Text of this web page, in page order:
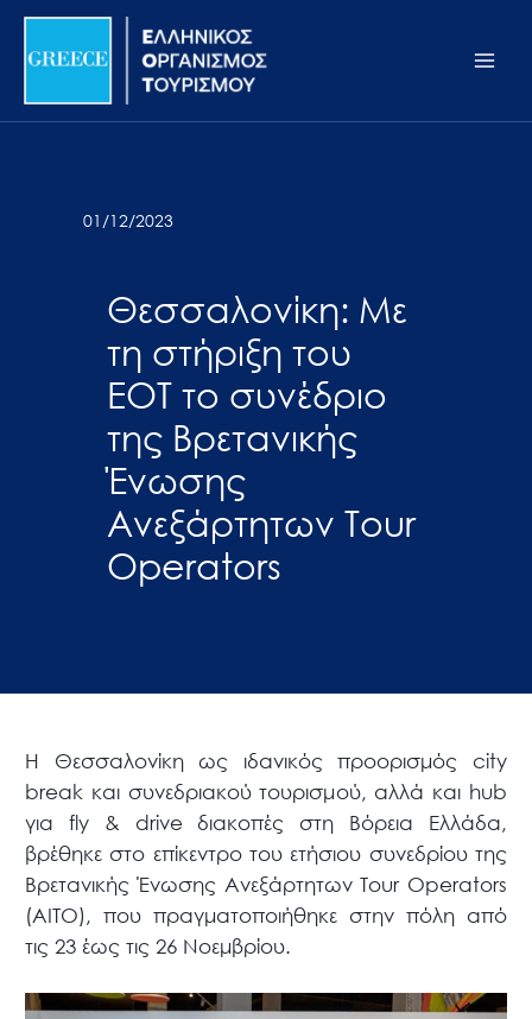
Σημείωση:
ιστότοπος
προσβασιμότητας.
Μετάβαση
περιεχόμενο
01/12/2023
Θεσσαλονίκη: Με
τη στήριξη του
ΕΟΤ το συνέδριο
της Βρετανικής
Ένωσης
Ανεξάρτητων Tour
Operators
H Θεσσαλονίκη ως ιδανικός προορισμός city
break και συνεδριακού τουρισμού, αλλά και hub
για fly & drive διακοπές στη Βόρεια Ελλάδα,
βρέθηκε στο επίκεντρο του ετήσιου συνεδρίου της
Βρετανικής Ένωσης Ανεξάρτητων Tour Operators
(ΑΙΤΟ), που πραγματοποιήθηκε στην πόλη από
τις 23 έως τις 26 Νοεμβρίου.